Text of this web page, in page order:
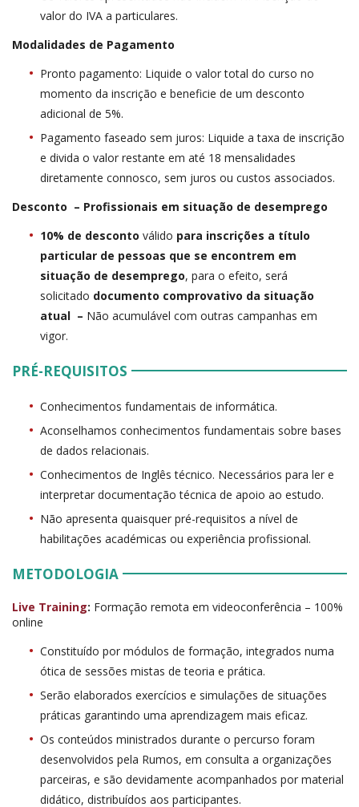
valor do IVA a particulares.
Modalidades de Pagamento
Pronto pagamento: Liquide o valor total do curso no
momento da inscrição e beneficie de um desconto
adicional de 5%.
Pagamento faseado sem juros: Liquide a taxa de inscrição
e divida o valor restante em até 18 mensalidades
diretamente connosco, sem juros ou custos associados.
Desconto – Profissionais em situação de desemprego
10% de desconto válido para inscrições a título
particular de pessoas que se encontrem em
situação de desemprego, para o efeito, será
solicitado documento comprovativo da situação
atual – Não acumulável com outras campanhas em
vigor.
PRÉ-REQUISITOS
Conhecimentos fundamentais de informática.
Aconselhamos conhecimentos fundamentais sobre bases
de dados relacionais.
Conhecimentos de Inglês técnico. Necessários para ler e
interpretar documentação técnica de apoio ao estudo.
Não apresenta quaisquer pré-requisitos a nível de
habilitações académicas ou experiência profissional.
METODOLOGIA
Live Training: Formação remota em videoconferência – 100%
online
Constituído por módulos de formação, integrados numa
ótica de sessões mistas de teoria e prática.
Serão elaborados exercícios e simulações de situações
práticas garantindo uma aprendizagem mais eficaz.
Os conteúdos ministrados durante o percurso foram
desenvolvidos pela Rumos, em consulta a organizações
parceiras, e são devidamente acompanhados por material
didático, distribuídos aos participantes.